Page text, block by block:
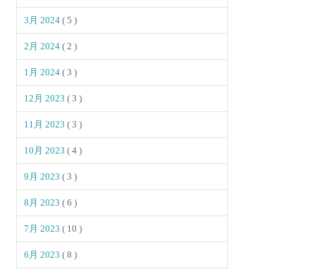
3月 2024( 5 )
2月 2024( 2 )
1月 2024( 3 )
12月 2023( 3 )
11月 2023( 3 )
10月 2023( 4 )
9月 2023( 3 )
8月 2023( 6 )
7月 2023( 10 )
6月 2023( 8 )